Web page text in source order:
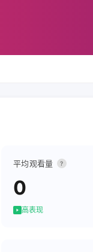
平均观看量 ?
0
高表现